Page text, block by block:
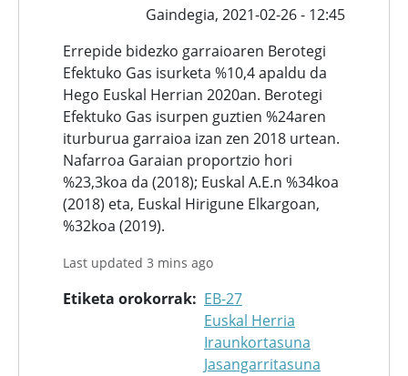
Gaindegia, 2021-02-26 - 12:45
Errepide bidezko garraioaren Berotegi
Efektuko Gas isurketa %10,4 apaldu da
Hego Euskal Herrian 2020an. Berotegi
Efektuko Gas isurpen guztien %24aren
iturburua garraioa izan zen 2018 urtean.
Nafarroa Garaian proportzio hori
%23,3koa da (2018); Euskal A.E.n %34koa
(2018) eta, Euskal Hirigune Elkargoan,
%32koa (2019).
Last updated 3 mins ago
Etiketa orokorrak
EB-27
Euskal Herria
Iraunkortasuna
Jasangarritasuna